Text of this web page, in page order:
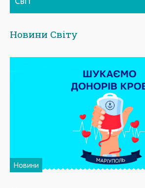
Новини Світу
Новини